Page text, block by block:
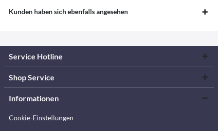
Kunden haben sich ebenfalls angesehen
Service Hotline
Shop Service
Informationen
Cookie-Einstellungen